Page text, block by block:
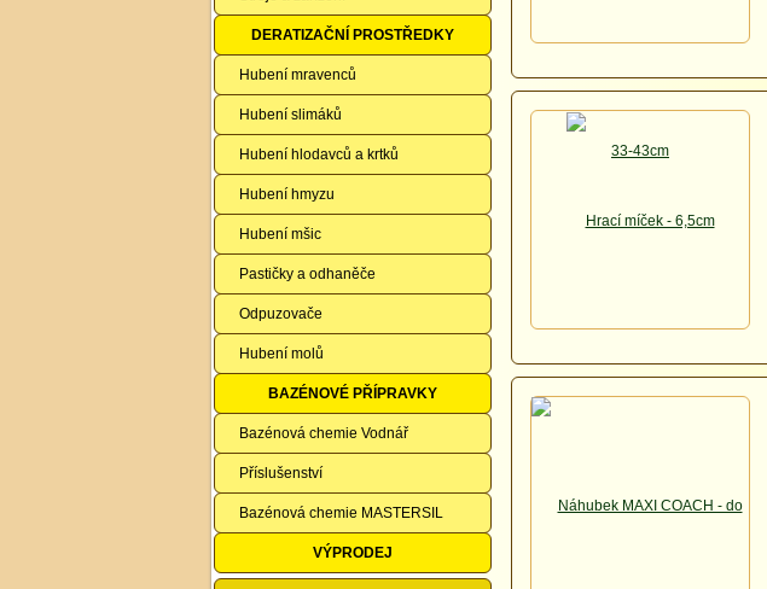
DERATIZAČNÍ PROSTŘEDKY
Hubení mravenců
Hubení slimáků
Hubení hlodavců a krtků
Hubení hmyzu
Hubení mšic
Pastičky a odhaněče
Odpuzovače
Hubení molů
BAZÉNOVÉ PŘÍPRAVKY
Bazénová chemie Vodnář
Příslušenství
Bazénová chemie MASTERSIL
VÝPRODEJ